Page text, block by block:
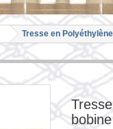
Tresse en